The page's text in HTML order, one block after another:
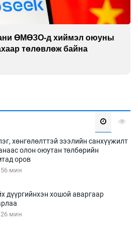
ӨМӨЗО-д хиймэл оюуны
төлөвлөж байна
хөнгөлөлттэй зээлийн санхүүжилт
олон оюутан төлбөрийн
оров
56 мин
дүүргийнхэн хошой аваргаар
26 мин